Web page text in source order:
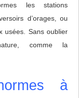
les stations
d’orages, ou
usées. Sans oublier
comme la
à